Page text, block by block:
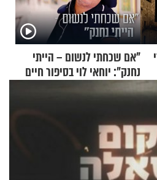
"אם שכחתי לנשום – הייתי
נחנק": יוחאי לוי בסיפור חיים
מעורר השראה